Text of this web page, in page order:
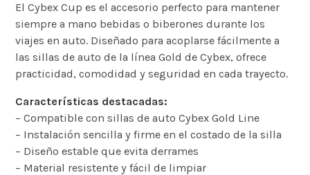
El Cybex Cup es el accesorio perfecto para mantener
siempre a mano bebidas o biberones durante los
viajes en auto. Diseñado para acoplarse fácilmente a
las sillas de auto de la línea Gold de Cybex, ofrece
practicidad, comodidad y seguridad en cada trayecto.
Características destacadas:
– Compatible con sillas de auto Cybex Gold Line
– Instalación sencilla y firme en el costado de la silla
– Diseño estable que evita derrames
– Material resistente y fácil de limpiar